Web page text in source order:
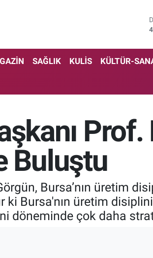
SAĞLIK KULİS KÜLTÜR-
Prof.
Buluştu
Bursa’nın üretim
ki Bursa'nın üretim
döneminde çok daha